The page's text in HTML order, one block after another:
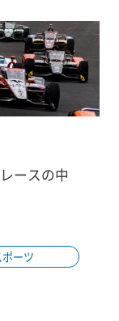
ースの中
ポーツ